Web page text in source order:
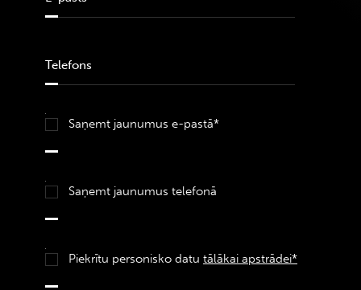
Saņemt jaunumus e-pastā*
Saņemt jaunumus telefonā
Piekrītu personisko datu tālākai apstrādei*